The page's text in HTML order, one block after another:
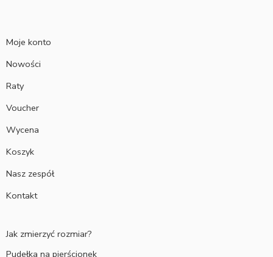
Moje konto
Nowości
Raty
Voucher
Wycena
Koszyk
Nasz zespół
Kontakt
Jak zmierzyć rozmiar?
Pudełka na pierścionek